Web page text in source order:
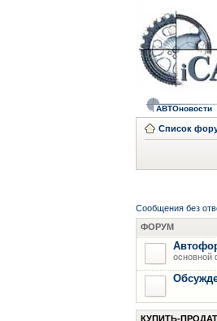
АВТОновости
Список
Сообщения без
ФОРУМ
основной
КУПИТЬ-